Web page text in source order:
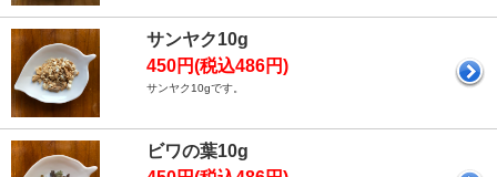
サンヤク10g
450円(税込486円)
サンヤク10gです。
ビワの葉10g